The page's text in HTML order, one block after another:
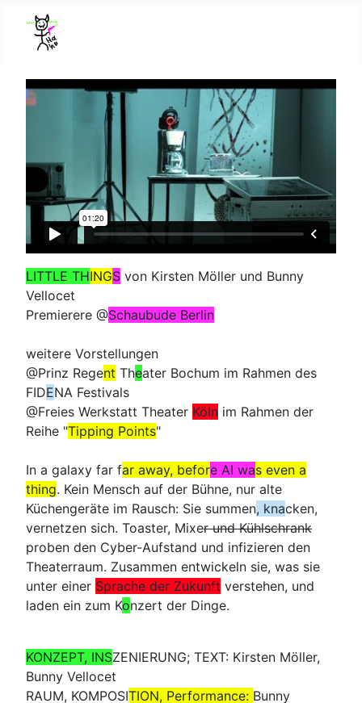
LITTLE THINGS von Kirsten Möller und Bunny
Vellocet
Premierere @Schaubude Berlin
weitere Vorstellungen
@Prinz Regent Theater Bochum im Rahmen des
FIDENA Festivals
@Freies Werkstatt Theater Köln im Rahmen der
Reihe "Tipping Points"
In a galaxy far far away, before AI was even a
thing. Kein Mensch auf der Bühne, nur alte
Küchengeräte im Rausch: Sie summen, knacken,
vernetzen sich. Toaster, Mixer und Kühlschrank
proben den Cyber-Aufstand und infizieren den
Theaterraum. Zusammen entwickeln sie, was sie
unter einer Sprache der Zukunft verstehen, und
laden ein zum Konzert der Dinge.
KONZEPT, INSZENIERUNG; TEXT: Kirsten Möller,
Bunny Vellocet
RAUM, KOMPOSITION, Performance: Bunny